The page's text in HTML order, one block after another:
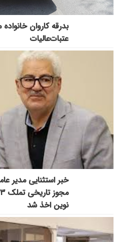
عتبات‌عالیات
خبر استثنایی مدیر
نوین اخذ شد